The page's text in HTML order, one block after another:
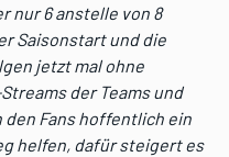
nur 6 anstelle von 8
Saisonstart und die
jetzt mal ohne
der Teams und
Fans hoffentlich ein
helfen, dafür steigert es